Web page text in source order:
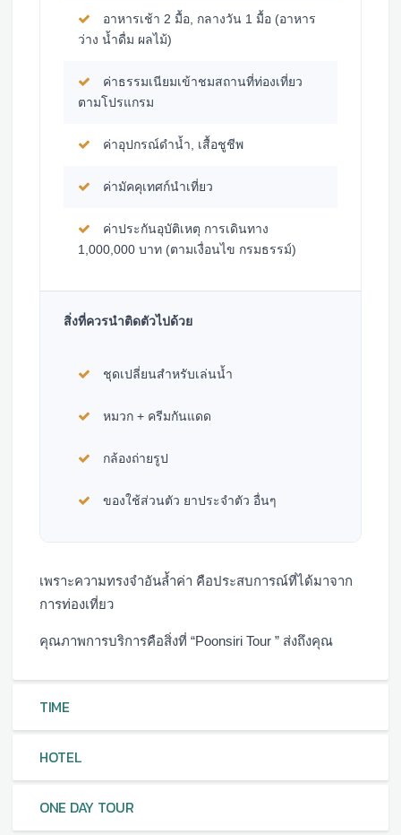
อาหารเช้า 2 มื้อ, กลางวัน 1 มื้อ (อาหาร
ว่าง น้ำดื่ม ผลไม้)
ค่าธรรมเนียมเข้าชมสถานที่ท่องเที่ยว
ตามโปรแกรม
ค่าอุปกรณ์ดำน้ำ, เสื้อชูชีพ
ค่ามัคคุเทศก์นำเที่ยว
ค่าประกันอุบัติเหตุ การเดินทาง
1,000,000 บาท (ตามเงื่อนไข กรมธรรม์)
สิ่งที่ควรนำติดตัวไปด้วย
ชุดเปลี่ยนสำหรับเล่นน้ำ
หมวก + ครีมกันแดด
กล้องถ่ายรูป
ของใช้ส่วนตัว ยาประจำตัว อื่นๆ
เพราะความทรงจำอันล้ำค่า คือประสบการณ์ที่ได้มาจาก
การท่องเที่ยว
คุณภาพการบริการคือสิ่งที่ “Poonsiri Tour ” ส่งถึงคุณ
TIME
HOTEL
ONE DAY TOUR